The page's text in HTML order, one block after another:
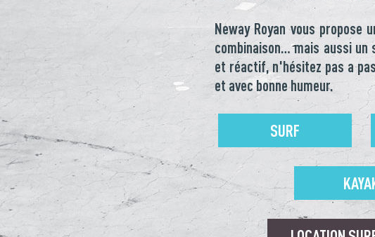
Neway Royan vous
combinaison… mais aussi
et réactif, n'hésitez pas a
et avec bonne humeur.
SURF